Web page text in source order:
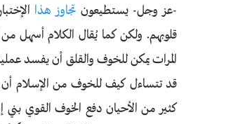
-عز وجل- يستطيعون تجاوز هذا
قلوبهم. ولكن كما يُقال الكلام أسهل
المرات يمكن للخوف والقلق أن يفسد
قد تتساءل كيف للخوف من الإسلام أن
كثير من الأحيان دفع الخوف القوي